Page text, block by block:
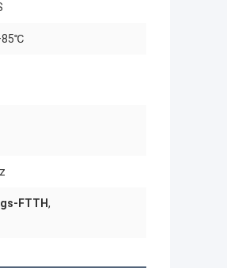
FTTH,